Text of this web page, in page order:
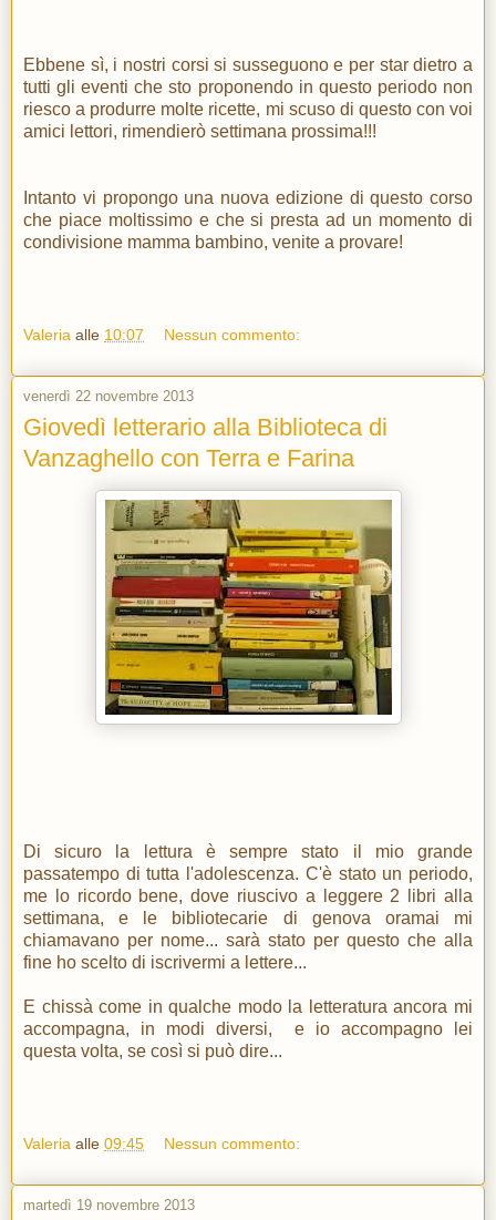
Ebbene sì, i nostri corsi si susseguono e per star dietro a
tutti gli eventi che sto proponendo in questo periodo non
riesco a produrre molte ricette, mi scuso di questo con voi
amici lettori, rimendierò settimana prossima!!!
Intanto vi propongo una nuova edizione di questo corso
che piace moltissimo e che si presta ad un momento di
condivisione mamma bambino, venite a provare!
Valeria alle 10:07 Nessun commento:
venerdì 22 novembre 2013
Giovedì letterario alla Biblioteca di
Vanzaghello con Terra e Farina
Di sicuro la lettura è sempre stato il mio grande
passatempo di tutta l'adolescenza. C'è stato un periodo,
me lo ricordo bene, dove riuscivo a leggere 2 libri alla
settimana, e le bibliotecarie di genova oramai mi
chiamavano per nome... sarà stato per questo che alla
fine ho scelto di iscrivermi a lettere...
E chissà come in qualche modo la letteratura ancora mi
accompagna, in modi diversi, e io accompagno lei
questa volta, se così si può dire...
Valeria alle 09:45 Nessun commento:
martedì 19 novembre 2013